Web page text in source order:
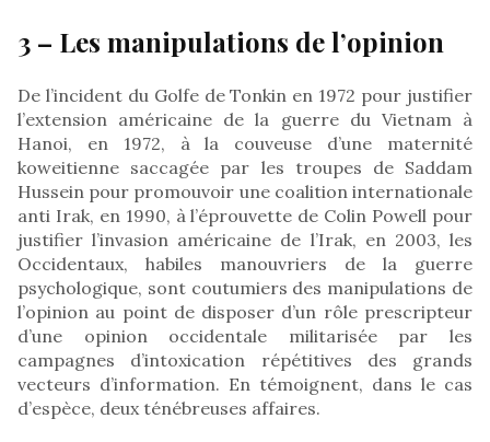
3 – Les manipulations de l’opinion
De l’incident du Golfe de Tonkin en 1972 pour justifier
l’extension américaine de la guerre du Vietnam à
Hanoi, en 1972, à la couveuse d’une maternité
koweitienne saccagée par les troupes de Saddam
Hussein pour promouvoir une coalition internationale
anti Irak, en 1990, à l’éprouvette de Colin Powell pour
justifier l’invasion américaine de l’Irak, en 2003, les
Occidentaux, habiles manouvriers de la guerre
psychologique, sont coutumiers des manipulations de
l’opinion au point de disposer d’un rôle prescripteur
d’une opinion occidentale militarisée par les
campagnes d’intoxication répétitives des grands
vecteurs d’information. En témoignent, dans le cas
d’espèce, deux ténébreuses affaires.